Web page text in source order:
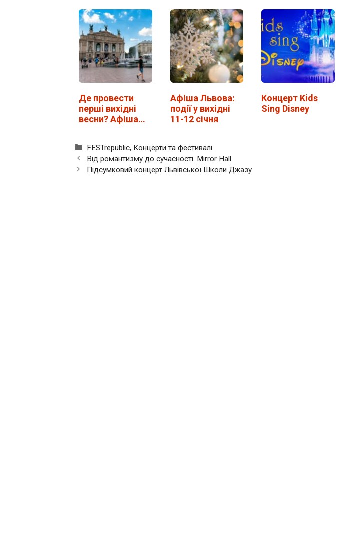
Де провести
перші вихідні
весни? Афіша
Афіша Львова:
події у вихідні
11-12 січня
Концерт Kids
Sing Disney
Категорії
FESTrepublic, Концерти та фестивалі
Від романтизму до сучасності. Mirror Hall
Підсумковий концерт Львівської Школи Джазу